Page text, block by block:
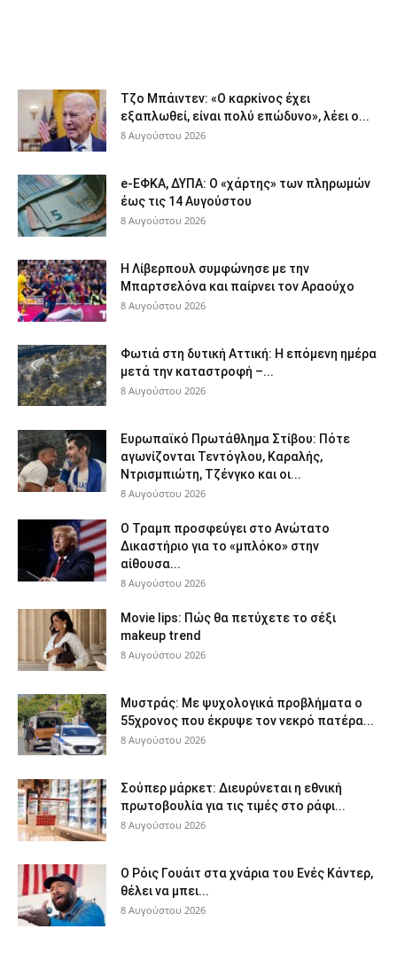
Τζο Μπάιντεν: «Ο καρκίνος έχει
εξαπλωθεί, είναι πολύ επώδυνο», λέει ο...
8 Αυγούστου 2026
e-ΕΦΚΑ, ΔΥΠΑ: Ο «χάρτης» των πληρωμών
έως τις 14 Αυγούστου
8 Αυγούστου 2026
Η Λίβερπουλ συμφώνησε με την
Μπαρτσελόνα και παίρνει τον Αραούχο
8 Αυγούστου 2026
Φωτιά στη δυτική Αττική: Η επόμενη ημέρα
μετά την καταστροφή –...
8 Αυγούστου 2026
Ευρωπαϊκό Πρωτάθλημα Στίβου: Πότε
αγωνίζονται Τεντόγλου, Καραλής,
Ντρισμπιώτη, Τζένγκο και οι...
8 Αυγούστου 2026
Ο Τραμπ προσφεύγει στο Ανώτατο
Δικαστήριο για το «μπλόκο» στην
αίθουσα...
8 Αυγούστου 2026
Movie lips: Πώς θα πετύχετε το σέξι
makeup trend
8 Αυγούστου 2026
Μυστράς: Με ψυχολογικά προβλήματα ο
55χρονος που έκρυψε τον νεκρό πατέρα...
8 Αυγούστου 2026
Σούπερ μάρκετ: Διευρύνεται η εθνική
πρωτοβουλία για τις τιμές στο ράφι...
8 Αυγούστου 2026
Ο Ρόις Γουάιτ στα χνάρια του Ενές Κάντερ,
θέλει να μπει...
8 Αυγούστου 2026